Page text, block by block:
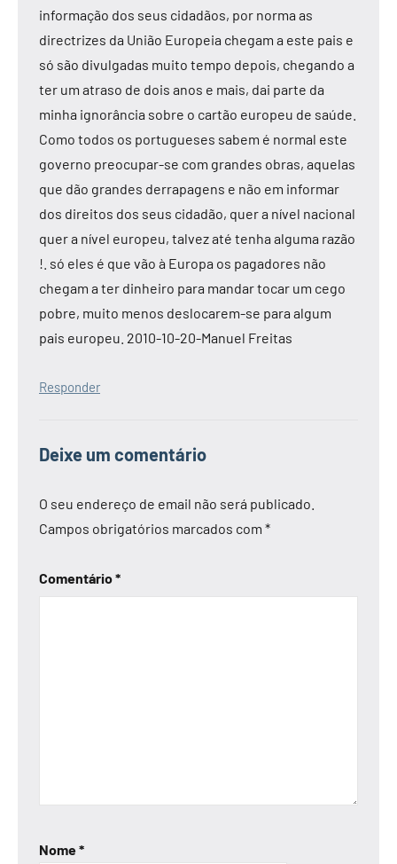
informação dos seus cidadãos, por norma as
directrizes da União Europeia chegam a este pais e
só são divulgadas muito tempo depois, chegando a
ter um atraso de dois anos e mais, dai parte da
minha ignorância sobre o cartão europeu de saúde.
Como todos os portugueses sabem é normal este
governo preocupar-se com grandes obras, aquelas
que dão grandes derrapagens e não em informar
dos direitos dos seus cidadão, quer a nível nacional
quer a nível europeu, talvez até tenha alguma razão
!. só eles é que vão à Europa os pagadores não
chegam a ter dinheiro para mandar tocar um cego
pobre, muito menos deslocarem-se para algum
pais europeu. 2010-10-20-Manuel Freitas
Responder
Deixe um comentário
O seu endereço de email não será publicado.
Campos obrigatórios marcados com *
Comentário*
Nome*